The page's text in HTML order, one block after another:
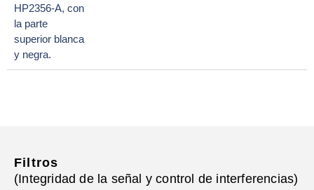
Filtros
(Integridad de la señal y control de interferencias)